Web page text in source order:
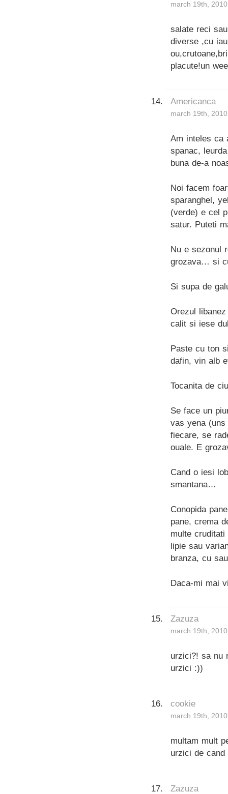
march 19th,
salate reci
diverse ,cu
placute!un
Americanca
march 19th,
Am inteles ca
spanac,
buna de-a
Noi facem
sparanghel,
(verde) e cel
satur. Puteti
Nu e sezonul
grozava… si
Si supa de
Orezul
calit si iese
Paste cu ton
dafin, vin alb
Tocanita de
Se face un
vas yena
fiecare, se
ouale. E
Cand o iesi
smantana…
Conopida
pane, crema
multe
lipie sau
branza, cu
Daca-mi mai
Zazuza
march 19th,
urzici?! sa nu
urzici :))
cookie
march 19th,
multam mult
urzici de
Zazuza